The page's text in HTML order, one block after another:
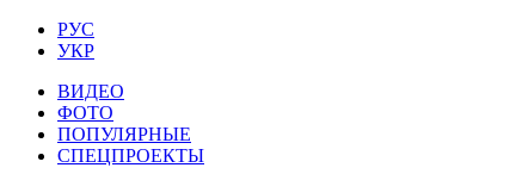
РУС
УКР
ВИДЕО
ФОТО
ПОПУЛЯРНЫЕ
СПЕЦПРОЕКТЫ